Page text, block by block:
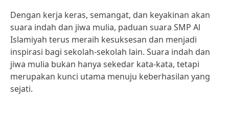
Dengan kerja keras, semangat, dan keyakinan akan
suara indah dan jiwa mulia, paduan suara SMP Al
Islamiyah terus meraih kesuksesan dan menjadi
inspirasi bagi sekolah-sekolah lain. Suara indah dan
jiwa mulia bukan hanya sekedar kata-kata, tetapi
merupakan kunci utama menuju keberhasilan yang
sejati.